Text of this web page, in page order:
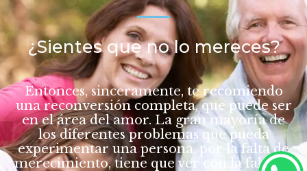
¿Sientes que no lo mereces?
Entonces, sinceramente, te recomiendo
una reconversión completa, que puede ser
en el área del amor. La gran mayoría de
los diferentes problemas que pueda
experimentar una persona, por la falta de
merecimiento, tiene que ver con la falta de